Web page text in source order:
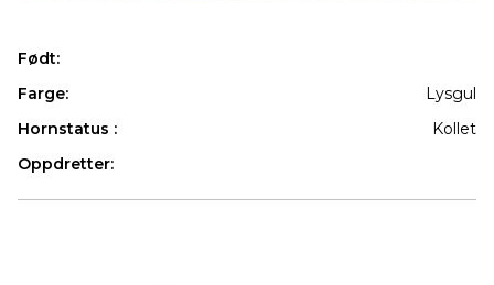
Født:
Farge:
Lysgul
Hornstatus :
Kollet
Oppdretter: